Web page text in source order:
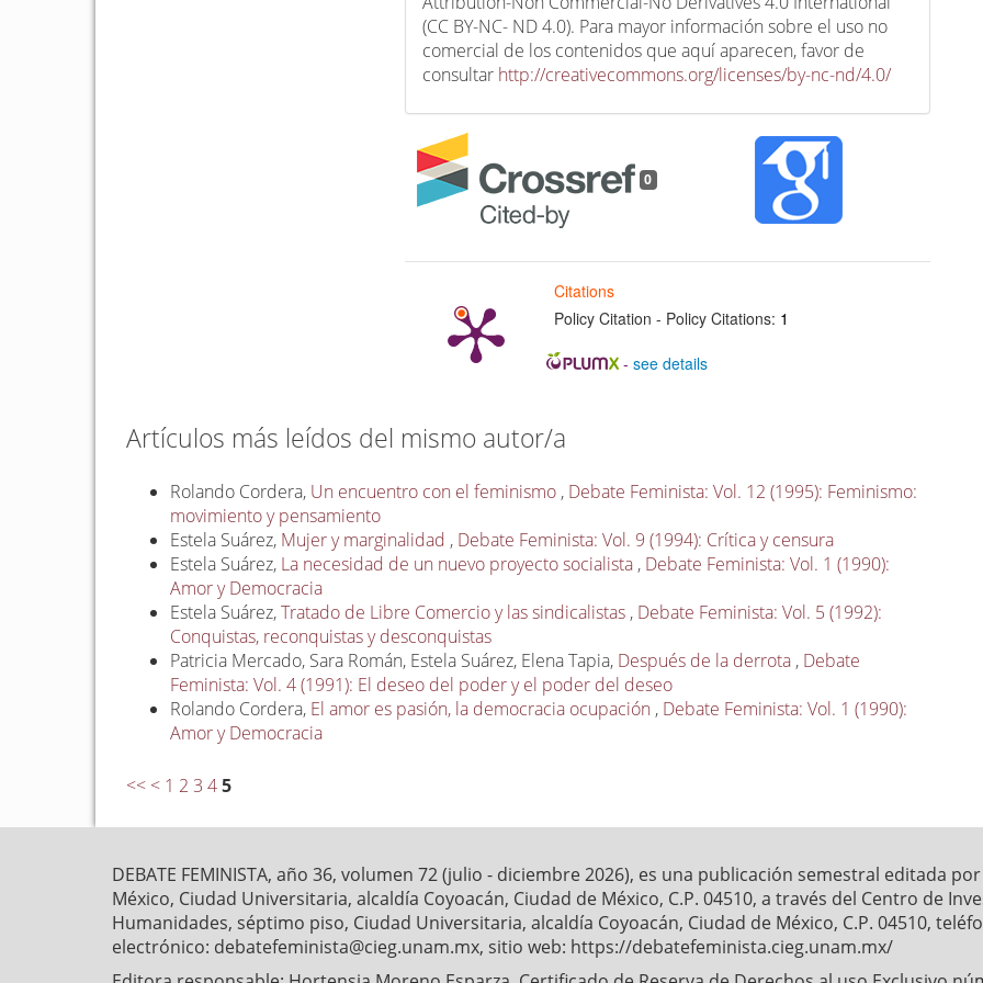
(CC BY-NC- ND 4.0). Para mayor información sobre el uso no
comercial de los contenidos que aquí aparecen, favor de
consultar http://creativecommons.org/licenses/by-nc-nd/4.0/
0
Citations
Policy Citation - Policy Citations: 1
-see details
Artículos más leídos del mismo autor/a
Rolando Cordera, Un encuentro con el feminismo , Debate Feminista: Vol. 12 (1995): Feminismo:
movimiento y pensamiento
Estela Suárez, Mujer y marginalidad , Debate Feminista: Vol. 9 (1994): Crítica y censura
Estela Suárez, La necesidad de un nuevo proyecto socialista , Debate Feminista: Vol. 1 (1990):
Amor y Democracia
Estela Suárez,Tratado de Libre Comercio y las sindicalistas , Debate Feminista: Vol. 5 (1992):
Conquistas, reconquistas y desconquistas
Patricia Mercado, Sara Román, Estela Suárez, Elena Tapia, Después de la derrota , Debate
Feminista: Vol. 4 (1991): El deseo del poder y el poder del deseo
Rolando Cordera, El amor es pasión, la democracia ocupación , Debate Feminista: Vol. 1 (1990):
Amor y Democracia
<< < 1 2 3 4 5
DEBATE FEMINISTA, año 36, volumen 72 (julio - diciembre 2026), es una publicación semestral editada
México, Ciudad Universitaria, alcaldía Coyoacán, Ciudad de México, C.P. 04510, a través del Centro de
Humanidades, séptimo piso, Ciudad Universitaria, alcaldía Coyoacán, Ciudad de México, C.P. 04510,
electrónico: debatefeminista@cieg.unam.mx, sitio web: https://debatefeminista.cieg.unam.mx/